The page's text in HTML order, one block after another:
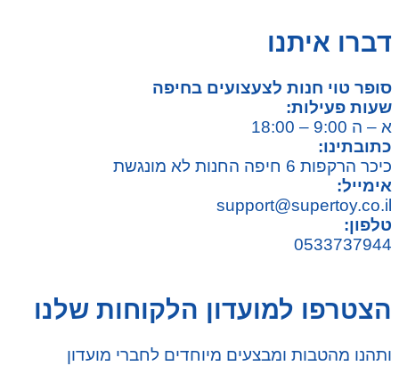
דברו איתנו
סופר טוי חנות לצעצועים בחיפה
שעות פעילות:
א – ה 9:00 – 18:00
כתובתינו:
כיכר הרקפות 6 חיפה החנות לא מונגשת
אימייל:
support@supertoy.co.il
טלפון:
0533737944
הצטרפו למועדון הלקוחות שלנו
ותהנו מהטבות ומבצעים מיוחדים לחברי מועדון